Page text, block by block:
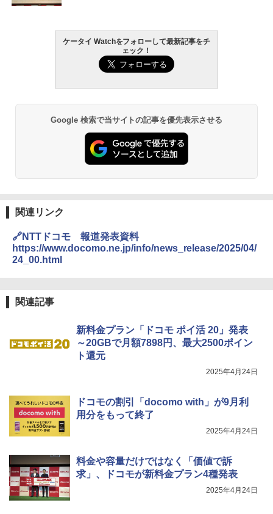
ケータイ Watchをフォローして最新記事をチ
ェック！
Google 検索で当サイトの記事を優先表示させる
関連リンク
🔗NTTドコモ 報道発表資料
https://www.docomo.ne.jp/info/news_release/2025/04/
24_00.html
関連記事
新料金プラン「ドコモ ポイ活 20」発表
～20GBで月額7898円、最大2500ポイン
ト還元
2025年4月24日
ドコモの割引「docomo with」が9月利
用分をもって終了
2025年4月24日
料金や容量だけではなく「価値で訴
求」、ドコモが新料金プラン4種発表
2025年4月24日